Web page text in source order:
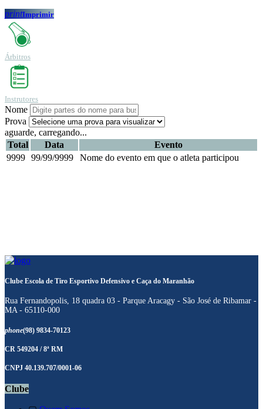
printImprimir
Árbitros
Instrutores
Nome
Prova
aguarde, carregando...
Total
Data
Evento
9999 99/99/9999 Nome do evento em que o atleta participou
Clube Escola de Tiro Esportivo Defensivo e Caça do Maranhão
Rua Fernandopolis, 18 quadra 03 - Parque Aracagy - São José de Ribamar -
MA - 65110-000
phone(98) 9834-70123
CR 549204 / 8ª RM
CNPJ 40.139.707/0001-06
Clube